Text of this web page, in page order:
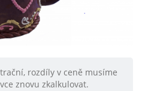
rozdíly v ceně musíme
znovu zkalkulovat.